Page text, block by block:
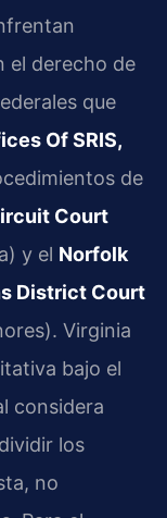
el derecho de
que
Of SRIS,
de
Court
y el Norfolk
District Court
Virginia
bajo el
considera
los
no